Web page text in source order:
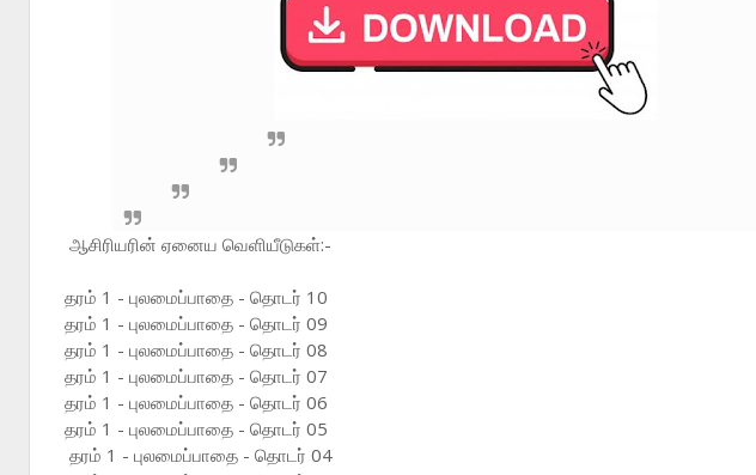
ஆசிரியரின் ஏனைய வெளியீடுகள்:-
தரம் 1 - புலமைப்பாதை - தொடர் 10
தரம் 1 - புலமைப்பாதை - தொடர் 09
தரம் 1 - புலமைப்பாதை - தொடர் 08
தரம் 1 - புலமைப்பாதை - தொடர் 07
தரம் 1 - புலமைப்பாதை - தொடர் 06
தரம் 1 - புலமைப்பாதை - தொடர் 05
தரம் 1 - புலமைப்பாதை - தொடர் 04